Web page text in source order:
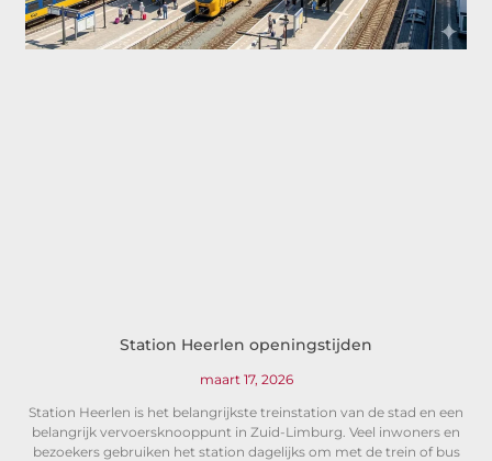
Station Heerlen openingstijden
maart 17, 2026
Station Heerlen is het belangrijkste treinstation van de stad en een
belangrijk vervoersknooppunt in Zuid-Limburg. Veel inwoners en
bezoekers gebruiken het station dagelijks om met de trein of bus